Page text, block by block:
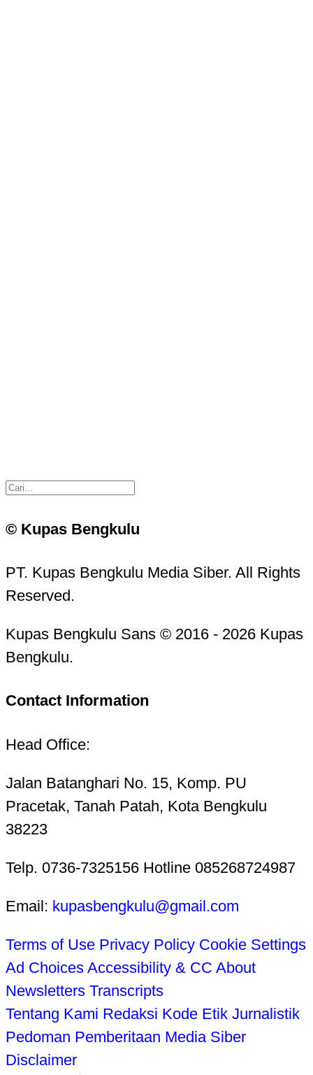
© Kupas Bengkulu
PT. Kupas Bengkulu Media Siber. All Rights
Reserved.
Kupas Bengkulu Sans © 2016 - 2026 Kupas
Bengkulu.
Contact Information
Head Office:
Jalan Batanghari No. 15, Komp. PU
Pracetak, Tanah Patah, Kota Bengkulu
38223
Telp. 0736-7325156 Hotline 085268724987
Email: kupasbengkulu@gmail.com
Terms of Use Privacy Policy Cookie Settings
Ad Choices Accessibility & CC About
Newsletters Transcripts
Tentang Kami Redaksi Kode Etik Jurnalistik
Pedoman Pemberitaan Media Siber
Disclaimer